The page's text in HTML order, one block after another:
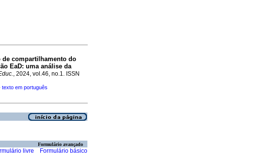
de compartilhamento do
EaD: uma análise da
, 2024, vol.46, no.1. ISSN
· texto em português
Formulário avançado
livre Formulário básico